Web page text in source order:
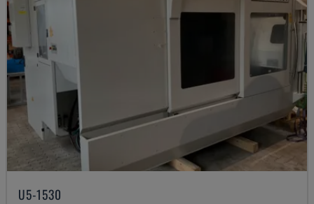
U5-1530